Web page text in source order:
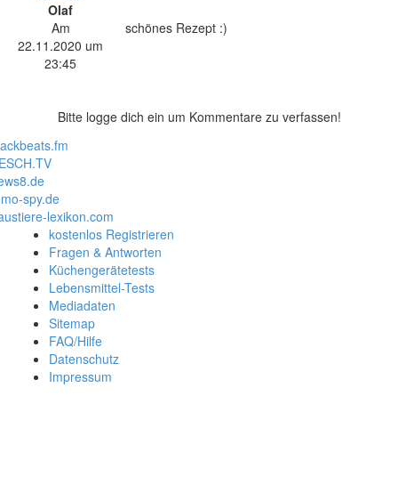
Olaf
Am
22.11.2020 um
23:45
schönes Rezept :)
Bitte logge dich ein um Kommentare zu verfassen!
spy.de
lexikon.com
kostenlos Registrieren
Fragen & Antworten
Küchengerätetests
Lebensmittel-Tests
Mediadaten
Sitemap
FAQ/Hilfe
Datenschutz
Impressum